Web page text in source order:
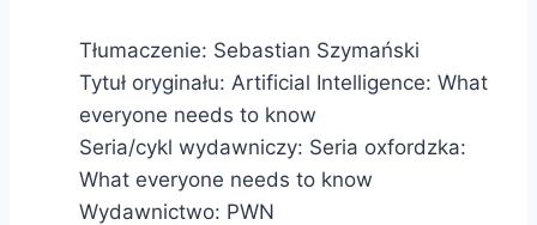
Tłumaczenie: Sebastian Szymański
Tytuł oryginału: Artificial Intelligence: What
everyone needs to know
Seria/cykl wydawniczy: Seria oxfordzka:
What everyone needs to know
Wydawnictwo: PWN